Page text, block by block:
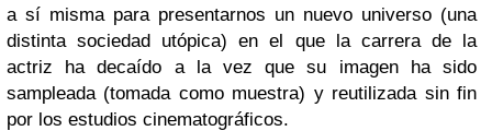
a sí misma para presentarnos un nuevo universo (una
distinta sociedad utópica) en el que la carrera de la
actriz ha decaído a la vez que su imagen ha sido
sampleada (tomada como muestra) y reutilizada sin fin
por los estudios cinematográficos.